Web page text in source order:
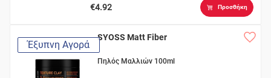
€4.92 Προσθήκη
Έξυπνη Αγορά
SYOSS Matt Fiber
Πηλός Μαλλιών 100ml